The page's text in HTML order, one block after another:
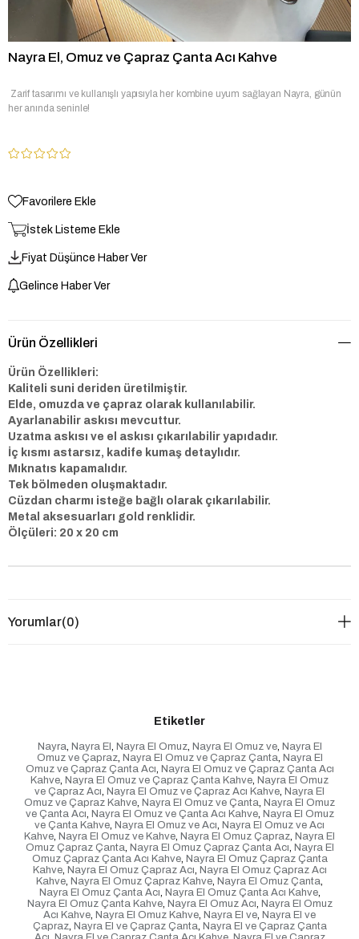
Nayra El, Omuz ve Çapraz Çanta Acı Kahve
Zarif tasarımı ve kullanışlı yapısıyla her kombine uyum sağlayan Nayra, günün
her anında seninle!
Favorilere Ekle
İstek Listeme Ekle
Fiyat Düşünce Haber Ver
Gelince Haber Ver
Ürün Özellikleri
Ürün Özellikleri:
Kaliteli suni deriden üretilmiştir.
Elde, omuzda ve çapraz olarak kullanılabilir.
Ayarlanabilir askısı mevcuttur.
Uzatma askısı ve el askısı çıkarılabilir yapıdadır.
İç kısmı astarsız, kadife kumaş detaylıdır.
Mıknatıs kapamalıdır.
Tek bölmeden oluşmaktadır.
Cüzdan charmı isteğe bağlı olarak çıkarılabilir.
Metal aksesuarları gold renklidir.
Ölçüleri: 20 x 20 cm
Yorumlar(0)
Etiketler
Nayra Nayra El Nayra El Omuz, Nayra El Omuz ve, Nayra El
Omuz ve Çapraz, Nayra El Omuz ve Çapraz Çanta Nayra El
Omuz ve Çapraz Çanta Acı Nayra El Omuz ve Çapraz Çanta Acı
Kahve Nayra El Omuz ve Çapraz Çanta Kahve Nayra El Omuz
ve Çapraz Acı Nayra El Omuz ve Çapraz Acı Kahve Nayra El
Omuz ve Çapraz Kahve Nayra El Omuz ve Çanta Nayra El Omuz
ve Çanta Acı Nayra El Omuz ve Çanta Acı Kahve, Nayra El Omuz
ve Çanta Kahve Nayra El Omuz ve Acı Nayra El Omuz ve Acı
Kahve Nayra El Omuz ve Kahve Nayra El Omuz Çapraz Nayra El
Omuz Çapraz Çanta Nayra El Omuz Çapraz Çanta Acı Nayra El
Omuz Çapraz Çanta Acı Kahve, Nayra El Omuz Çapraz Çanta
Kahve, Nayra El Omuz Çapraz Acı Nayra El Omuz Çapraz Acı
Kahve Nayra El Omuz Çapraz Kahve Nayra El Omuz Çanta
Nayra El Omuz Çanta Acı Nayra El Omuz Çanta Acı Kahve,
Nayra El Omuz Çanta Kahve, Nayra El Omuz Acı Nayra El Omuz
Acı Kahve Nayra El Omuz Kahve Nayra El ve Nayra El ve
Çapraz, Nayra El ve Çapraz Çanta Nayra El ve Çapraz Çanta